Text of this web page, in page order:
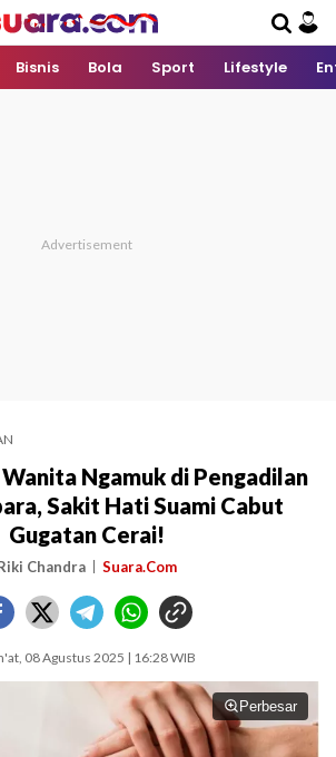
Bisnis Bola Sport Lifestyle
Ngamuk di Pengadilan
Sakit Hati Suami Cabut
Gugatan Cerai!
Chandra Suara.Com
08 Agustus 2025 | 16:28 WIB
Perbesar